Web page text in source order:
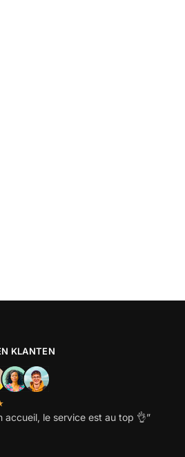
KLANTEN
accueil, le service est au top 👌”